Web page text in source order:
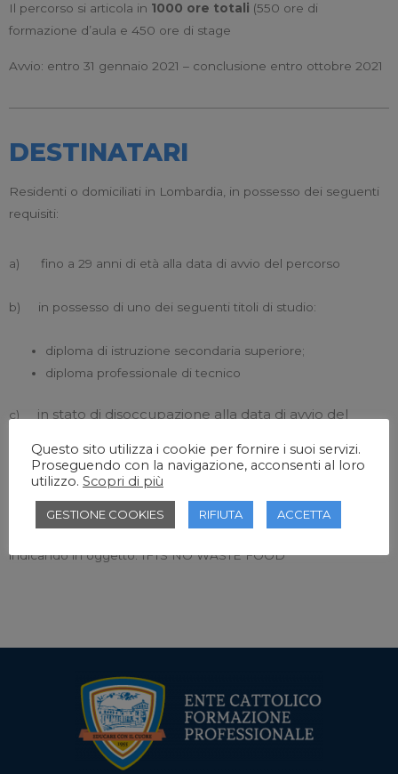
Il percorso si articola in 1000 ore totali (550 ore di
formazione d’aula e 450 ore di stage
Avvio: entro 31 gennaio 2021 – conclusione entro ottobre 2021
DESTINATARI
Residenti o domiciliati in Lombardia, in possesso dei seguenti
requisiti:
a) fino a 29 anni di età alla data di avvio del percorso
b) in possesso di uno dei seguenti titoli di studio:
diploma di istruzione secondaria superiore;
diploma professionale di tecnico
c)
in stato di disoccupazione alla data di avvio del
INVIARE LE PROPRIE CANDIDATURE INOLTRANDO CV
all’indirizzo mail
info@ecfop.it
indicando in oggetto: IFTS NO WASTE FOOD
Questo sito utilizza i cookie per fornire i suoi servizi.
Proseguendo con la navigazione, acconsenti al loro
utilizzo. Scopri di più
GESTIONE COOKIES RIFIUTA ACCETTA